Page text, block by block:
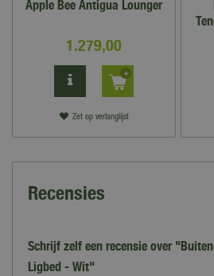
Apple Bee Antigua Lounger
1.279,00
Zet op verlanglijst
Recensies
Schrijf zelf een recensie over
Ligbed - Wit"